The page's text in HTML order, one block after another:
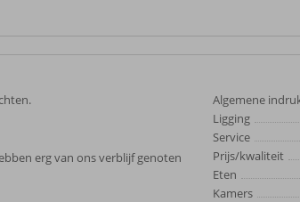
erg van ons verblijf genoten
Algemene
Ligging
Service
Prijs/kwaliteit
Eten
Kamers